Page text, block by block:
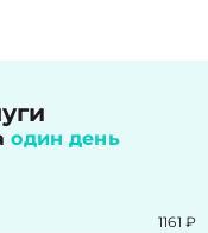
один день
1161 ₽